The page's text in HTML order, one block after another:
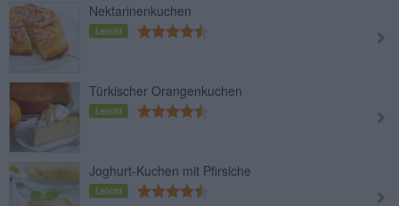
Nektarinenkuchen
Leicht
Türkischer Orangenkuchen
Leicht
Joghurt-Kuchen mit Pfirsiche
Leicht